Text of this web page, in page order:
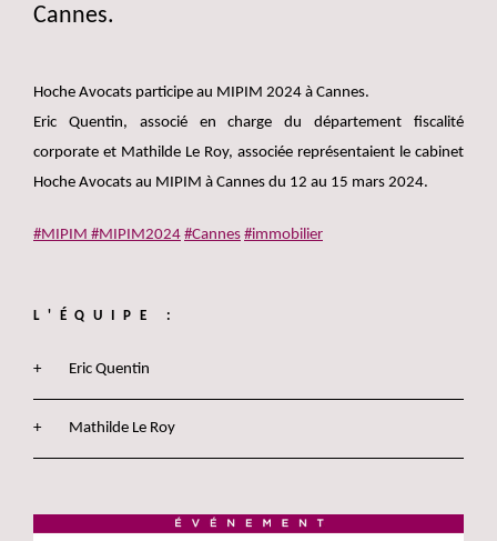
Cannes.
Hoche Avocats participe au MIPIM 2024 à Cannes.
Eric Quentin, associé en charge du département fiscalité
corporate et Mathilde Le Roy, associée représentaient le cabinet
Hoche Avocats au MIPIM à Cannes du 12 au 15 mars 2024.
#MIPIM #MIPIM2024 #Cannes #immobilier
L'ÉQUIPE :
Eric Quentin
Mathilde Le Roy